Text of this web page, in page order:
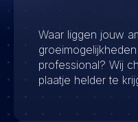
Waar liggen jouw
professional? Wij
plaatje helder te